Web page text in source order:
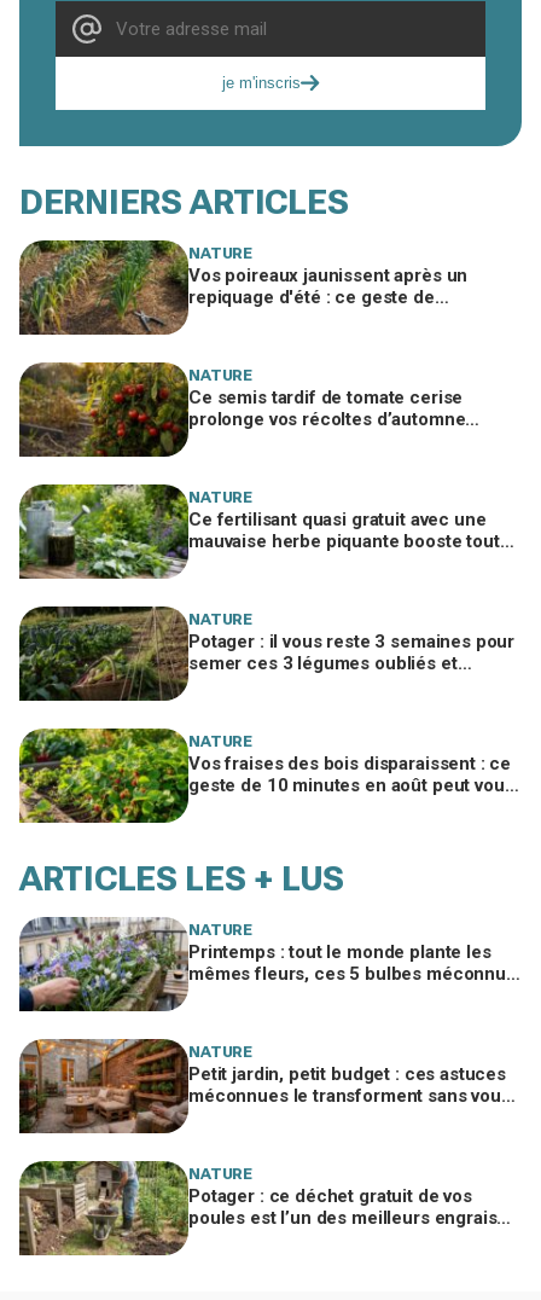
je m'inscris
DERNIERS ARTICLES
NATURE
Vos poireaux jaunissent après un
repiquage d'été : ce geste de
NATURE
Ce semis tardif de tomate cerise
prolonge vos récoltes d’automne
NATURE
Ce fertilisant quasi gratuit avec une
mauvaise herbe piquante booste toutes
NATURE
Potager : il vous reste 3 semaines pour
semer ces 3 légumes oubliés et
NATURE
Vos fraises des bois disparaissent : ce
geste de 10 minutes en août peut vous
ARTICLES LES + LUS
NATURE
Printemps : tout le monde plante les
mêmes fleurs, ces 5 bulbes méconnus
NATURE
Petit jardin, petit budget : ces astuces
méconnues le transforment sans vous
NATURE
Potager : ce déchet gratuit de vos
poules est l’un des meilleurs engrais